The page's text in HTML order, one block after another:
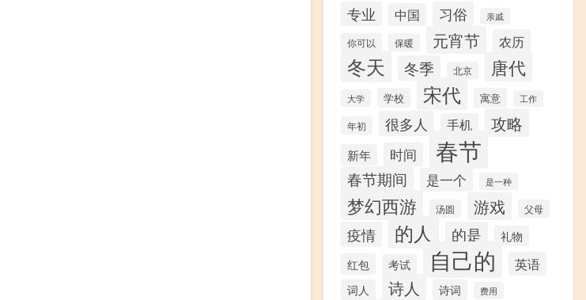
专业 中国 习俗 亲戚
你可以 保暖 元宵节 农历
冬天 冬季 北京 唐代
大学 学校 宋代 寓意 工作
年初 很多人 手机 攻略
新年 时间 春节
春节期间 是一个 是一种
梦幻西游 汤圆 游戏 父母
疫情 的人 的是 礼物
红包 考试 自己的 英语
词人 诗人 诗词 费用